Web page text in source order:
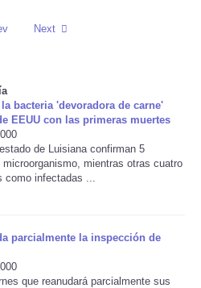
Next
bacteria 'devoradora de carne'
EEUU con las primeras muertes
de Luisiana confirman 5
mientras otras cuatro
infectadas ...
parcialmente la inspección de
que reanudará parcialmente sus